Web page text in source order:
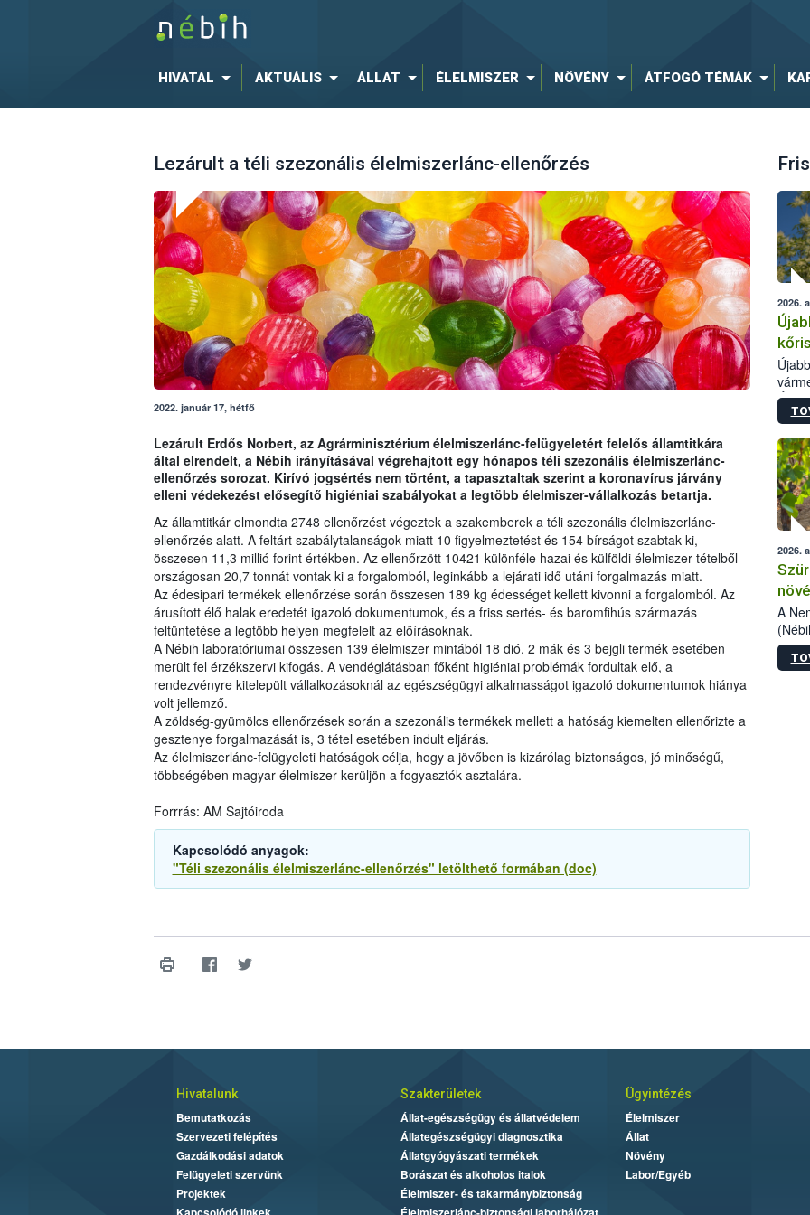
HIVATAL AKTUÁLIS ÁLLAT ÉLELMISZER NÖVÉNY ÁTFOGÓ TÉMÁK
Lezárult a téli szezonális élelmiszerlánc-ellenőrzés
2022. január 17, hétfő
Lezárult Erdős Norbert, az Agrárminisztérium élelmiszerlánc-felügyeletért felelős államtitkára
által elrendelt, a Nébih irányításával végrehajtott egy hónapos téli szezonális élelmiszerlánc-
ellenőrzés sorozat. Kirívó jogsértés nem történt, a tapasztaltak szerint a koronavírus járvány
elleni védekezést elősegítő higiéniai szabályokat a legtöbb élelmiszer-vállalkozás betartja.
Az államtitkár elmondta 2748 ellenőrzést végeztek a szakemberek a téli szezonális élelmiszerlánc-
ellenőrzés alatt. A feltárt szabálytalanságok miatt 10 figyelmeztetést és 154 bírságot szabtak ki,
összesen 11,3 millió forint értékben. Az ellenőrzött 10421 különféle hazai és külföldi élelmiszer tételből
országosan 20,7 tonnát vontak ki a forgalomból, leginkább a lejárati idő utáni forgalmazás miatt.
Az édesipari termékek ellenőrzése során összesen 189 kg édességet kellett kivonni a forgalomból. Az
árusított élő halak eredetét igazoló dokumentumok, és a friss sertés- és baromfihús származás
feltüntetése a legtöbb helyen megfelelt az előírásoknak.
A Nébih laboratóriumai összesen 139 élelmiszer mintából 18 dió, 2 mák és 3 bejgli termék esetében
merült fel érzékszervi kifogás. A vendéglátásban főként higiéniai problémák fordultak elő, a
rendezvényre kitelepült vállalkozásoknál az egészségügyi alkalmasságot igazoló dokumentumok hiánya
volt jellemző.
A zöldség-gyümölcs ellenőrzések során a szezonális termékek mellett a hatóság kiemelten ellenőrizte a
gesztenye forgalmazását is, 3 tétel esetében indult eljárás.
Az élelmiszerlánc-felügyeleti hatóságok célja, hogy a jövőben is kizárólag biztonságos, jó minőségű,
többségében magyar élelmiszer kerüljön a fogyasztók asztalára.
Forrrás: AM Sajtóiroda
Kapcsolódó anyagok:
"Téli szezonális élelmiszerlánc-ellenőrzés" letölthető formában (doc)
2026.
2026.
A
Hivatalunk
Bemutatkozás
Szervezeti felépítés
Gazdálkodási adatok
Felügyeleti szervünk
Projektek
Szakterületek
Állat-egészségügy és állatvédelem
Állategészségügyi diagnosztika
Állatgyógyászati termékek
Borászat és alkoholos italok
Élelmiszer- és takarmánybiztonság
Ügyintézés
Élelmiszer
Állat
Növény
Labor/Egyéb